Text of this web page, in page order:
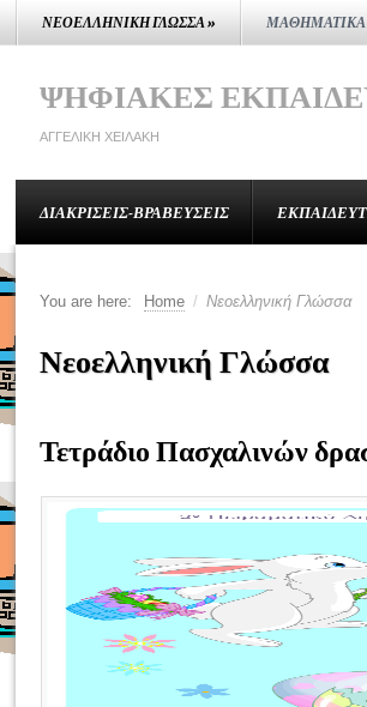
ΝΕΟΕΛΛΗΝΙΚΉ ΓΛΏΣΣΑ» ΜΑΘΗΜΑΤΙΚΆ
ΨΗΦΙΑΚΈΣ
ΑΓΓΕΛΙΚΉ ΧΕΙΛΆΚΗ
ΔΙΑΚΡΊΣΕΙΣ-ΒΡΑΒΕΎΣΕΙΣ
You are here: Home / Νεοελληνική Γλώσσα
Νεοελληνική Γλώσσα
Τετράδιο Πασχαλινών